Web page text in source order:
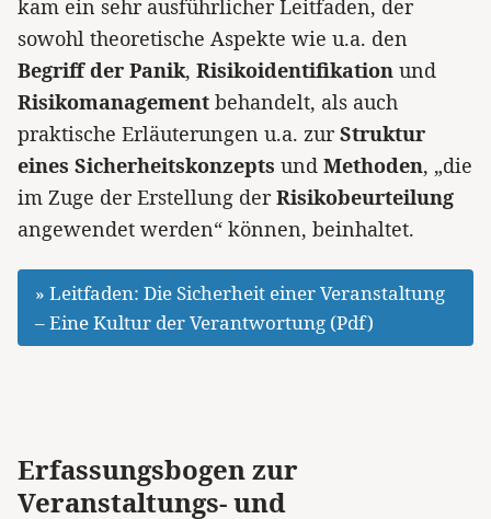
kam ein sehr ausführlicher Leitfaden, der
sowohl theoretische Aspekte wie u.a. den
Begriff der Panik, Risikoidentifikation und
Risikomanagement behandelt, als auch
praktische Erläuterungen u.a. zurStruktur
eines Sicherheitskonzepts und Methoden, „die
im Zuge der Erstellung derRisikobeurteilung
angewendet werden“ können, beinhaltet.
» Leitfaden: Die Sicherheit einer Veranstaltung
– Eine Kultur der Verantwortung (Pdf)
Erfassungsbogen zur
Veranstaltungs- und